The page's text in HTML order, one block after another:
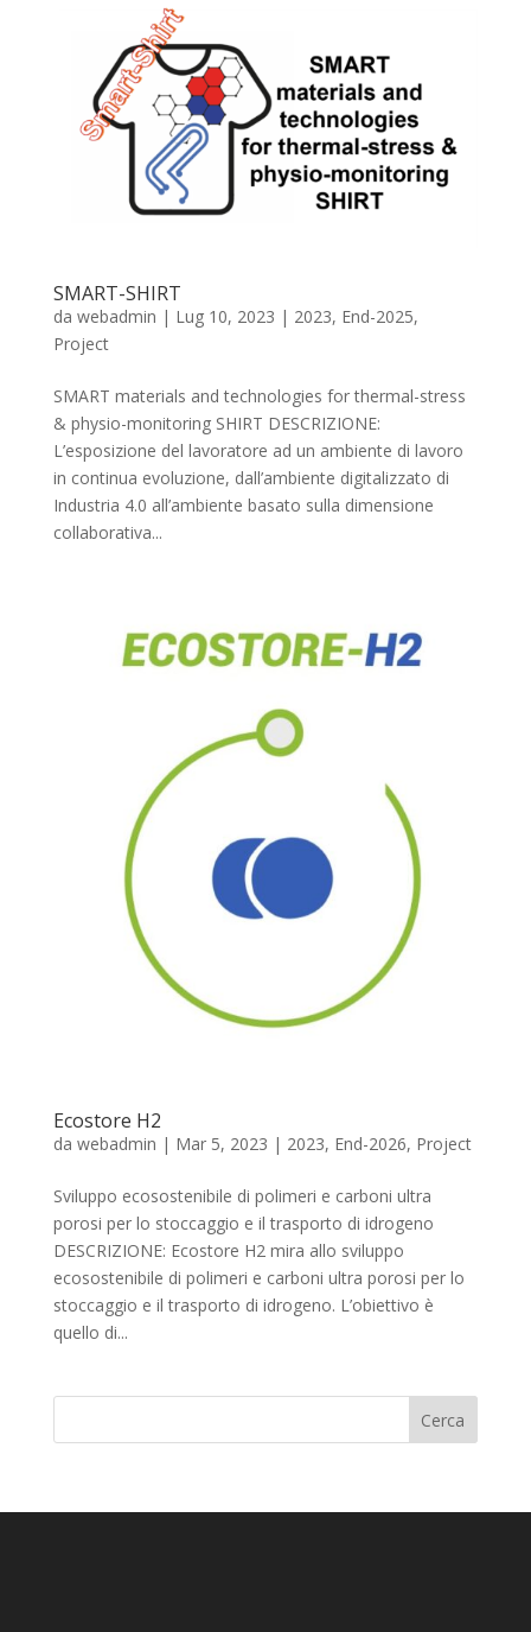
SMART-SHIRT
da webadmin | Lug 10, 2023 | 2023, End-2025,
Project
SMART materials and technologies for thermal-stress
& physio-monitoring SHIRT DESCRIZIONE:
L’esposizione del lavoratore ad un ambiente di lavoro
in continua evoluzione, dall’ambiente digitalizzato di
Industria 4.0 all’ambiente basato sulla dimensione
collaborativa...
Ecostore H2
da webadmin | Mar 5, 2023 | 2023, End-2026, Project
Sviluppo ecosostenibile di polimeri e carboni ultra
porosi per lo stoccaggio e il trasporto di idrogeno
DESCRIZIONE: Ecostore H2 mira allo sviluppo
ecosostenibile di polimeri e carboni ultra porosi per lo
stoccaggio e il trasporto di idrogeno. L’obiettivo è
quello di...
Cerca